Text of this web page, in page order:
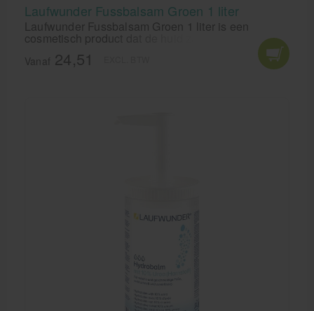
Laufwunder Fussbalsam Groen 1 liter
Laufwunder Fussbalsam Groen 1 liter is een
cosmetisch product dat de huid zacht en elastisch
maakt. De verfrissende geur van menthol en zijn
huidverkoelende werking geven de voeten direct
een aangenaam gevoel. Bij voettranspiratie werkt
Vanaf 24,51